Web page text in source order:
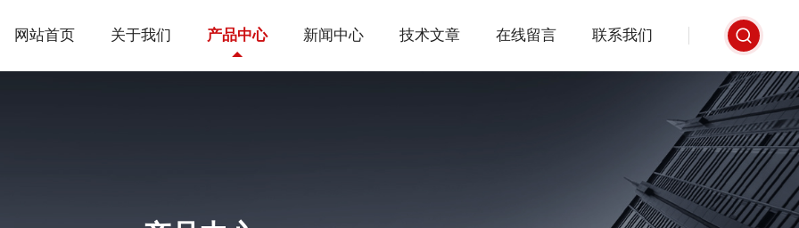
网站首页 关于我们 产品中心 新闻中心 技术文章 在线留言 联系我们